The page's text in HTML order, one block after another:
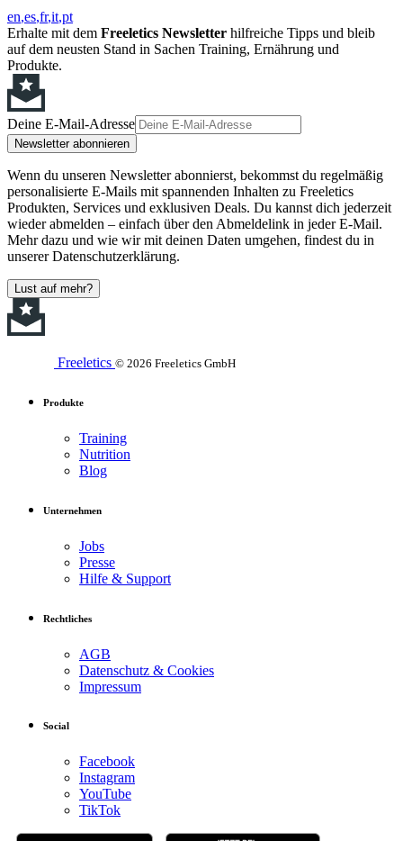
en es fr it pt
Erhalte mit dem Freeletics Newsletter hilfreiche Tipps und bleib
auf dem neusten Stand in Sachen Training, Ernährung und
Produkte.
Deine E-Mail-Adresse
Newsletter abonnieren
Wenn du unseren Newsletter abonnierst, bekommst du regelmäßig
personalisierte E-Mails mit spannenden Inhalten zu Freeletics
Produkten, Services und exklusiven Deals. Du kannst dich jederzeit
wieder abmelden – einfach über den Abmeldelink in jeder E-Mail.
Mehr dazu und wie wir mit deinen Daten umgehen, findest du in
unserer Datenschutzerklärung.
Lust auf mehr?
Freeletics © 2026 Freeletics GmbH
Produkte
Training
Nutrition
Blog
Unternehmen
Jobs
Presse
Hilfe & Support
Rechtliches
AGB
Datenschutz & Cookies
Impressum
Social
Facebook
Instagram
YouTube
TikTok